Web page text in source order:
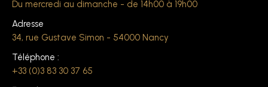
Du mercredi au dimanche - de 14h00 à 19h00
Adresse
34, rue Gustave Simon - 54000 Nancy
Téléphone :
+33 (0)3 83 30 37 65